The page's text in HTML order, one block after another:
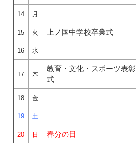
14 月
15 火 上ノ国中学校卒業式
16 水
17 木
教育・文化・スポーツ表彰
式
18 金
19 土
20 日 春分の日